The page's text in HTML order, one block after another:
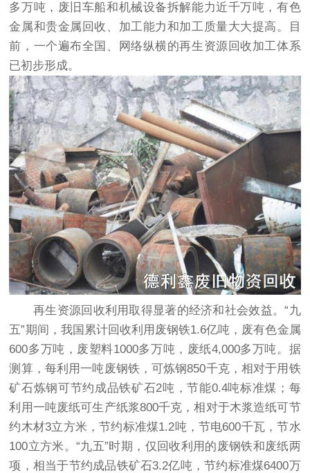
多万吨，废旧车船和机械设备拆解能力近千万吨，有色
金属和贵金属回收、加工能力和加工质量大大提高。目
前，一个遍布全国、网络纵横的再生资源回收加工体系
已初步形成。
再生资源回收利用取得显著的经济和社会效益。“九
五”期间，我国累计回收利用废钢铁1.6亿吨，废有色金属
600多万吨，废塑料1000多万吨，废纸4,000多万吨。据
测算，每利用一吨废钢铁，可炼钢850千克，相对于用铁
矿石炼钢可节约成品铁矿石2吨，节能0.4吨标准煤；每
利用一吨废纸可生产纸浆800千克，相对于木浆造纸可节
约木材3立方米，节约标准煤1.2吨，节电600千瓦，节水
100立方米。“九五”时期，仅回收利用的废钢铁和废纸两
项，相当于节约成品铁矿石3.2亿吨，节约标准煤6400万